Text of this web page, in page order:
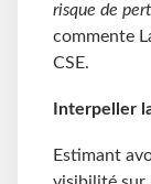
risque de
commente
CSE.
Interpeller
Estimant